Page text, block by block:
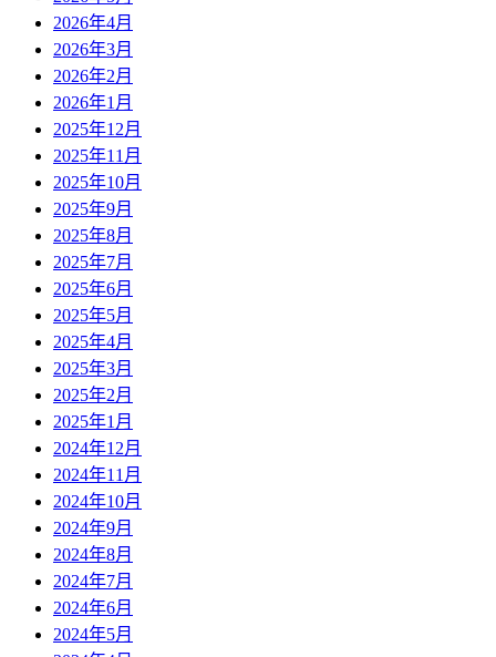
2026年4月
2026年3月
2026年2月
2026年1月
2025年12月
2025年11月
2025年10月
2025年9月
2025年8月
2025年7月
2025年6月
2025年5月
2025年4月
2025年3月
2025年2月
2025年1月
2024年12月
2024年11月
2024年10月
2024年9月
2024年8月
2024年7月
2024年6月
2024年5月